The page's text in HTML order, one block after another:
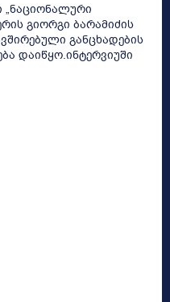
„ნაციონალური
გიორგი ბარამიძის
განცხადების
დაიწყო.ინტერვიუში